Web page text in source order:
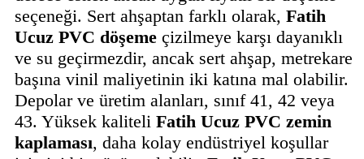
seçeneği. Sert ahşaptan farklı olarak, Fatih
Ucuz PVC döşeme çizilmeye karşı dayanıklı
ve su geçirmezdir, ancak sert ahşap, metrekare
başına vinil maliyetinin iki katına mal olabilir.
Depolar ve üretim alanları, sınıf 41, 42 veya
43. Yüksek kaliteli Fatih Ucuz PVC zemin
kaplaması, daha kolay endüstriyel koşullar